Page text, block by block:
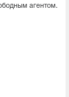
агентом.